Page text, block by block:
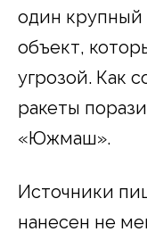
один
объект,
угрозой. Как
ракеты
«Южмаш».
Источники
нанесен не